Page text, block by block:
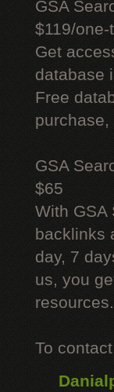
GSA
$119/one-
Get
database
Free
GSA
$65
With GSA
backlinks
day, 7
us, you
resources.
To